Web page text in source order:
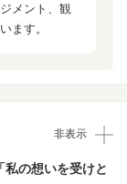
メント、観
ます。
非表示
の想いを受けと